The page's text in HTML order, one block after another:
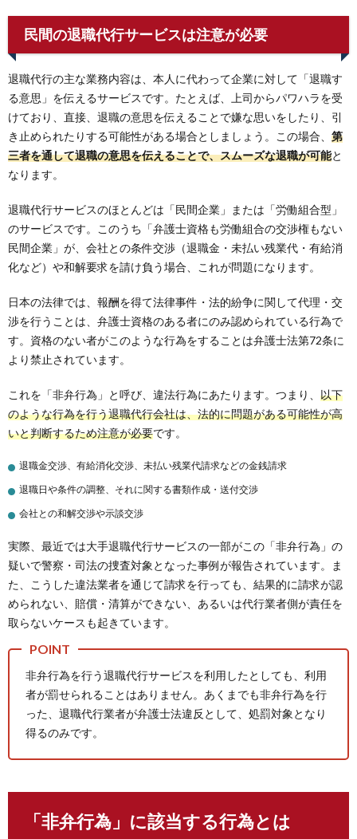
民間の退職代行サービスは注意が必要
退職代行の主な業務内容は、本人に代わって企業に対して「退職す
る意思」を伝えるサービスです。たとえば、上司からパワハラを受
けており、直接、退職の意思を伝えることで嫌な思いをしたり、引
き止められたりする可能性がある場合としましょう。この場合、 第
三者を通して退職の意思を伝えることで、スムーズな退職が可能と
なります。
退職代行サービスのほとんどは「民間企業」または「労働組合型」
のサービスです。このうち「弁護士資格も労働組合の交渉権もない
民間企業」が、会社との条件交渉（退職金・未払い残業代・有給消
化など）や和解要求を請け負う場合、これが問題になります。
日本の法律では、報酬を得て法律事件・法的紛争に関して代理・交
渉を行うことは、弁護士資格のある者にのみ認められている行為で
す。資格のない者がこのような行為をすることは弁護士法第72条に
より禁止されています。
これを「非弁行為」と呼び、違法行為にあたります。つまり、 以下
のような行為を行う退職代行会社は、法的に問題がある可能性が高
いと判断するため注意が必要です。
退職金交渉、有給消化交渉、未払い残業代請求などの金銭請求
退職日や条件の調整、それに関する書類作成・送付交渉
会社との和解交渉や示談交渉
実際、最近では大手退職代行サービスの一部がこの「非弁行為」の
疑いで警察・司法の捜査対象となった事例が報告されています。ま
た、こうした違法業者を通じて請求を行っても、結果的に請求が認
められない、賠償・清算ができない、あるいは代行業者側が責任を
取らないケースも起きています。
非弁行為を行う退職代行サービスを利用したとしても、利用
者が罰せられることはありません。あくまでも非弁行為を行
った、退職代行業者が弁護士法違反として、処罰対象となり
得るのみです。
「非弁行為」に該当する行為とは